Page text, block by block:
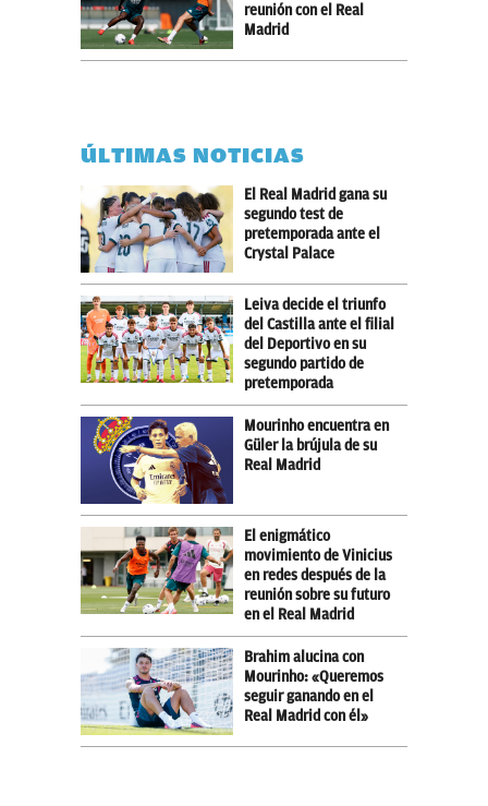
reunión con el Real
Madrid
ÚLTIMAS NOTICIAS
El Real Madrid gana su
segundo test de
pretemporada ante el
Crystal Palace
Leiva decide el triunfo
del Castilla ante el filial
del Deportivo en su
segundo partido de
pretemporada
Mourinho encuentra en
Güler la brújula de su
Real Madrid
El enigmático
movimiento de Vinicius
en redes después de la
reunión sobre su futuro
en el Real Madrid
Brahim alucina con
Mourinho: «Queremos
seguir ganando en el
Real Madrid con él»